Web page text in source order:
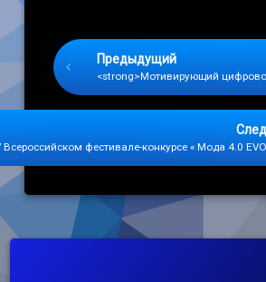
Предыдущий
<strong>Мотивирующий
фестивале-конкурсе « Мода 4.0